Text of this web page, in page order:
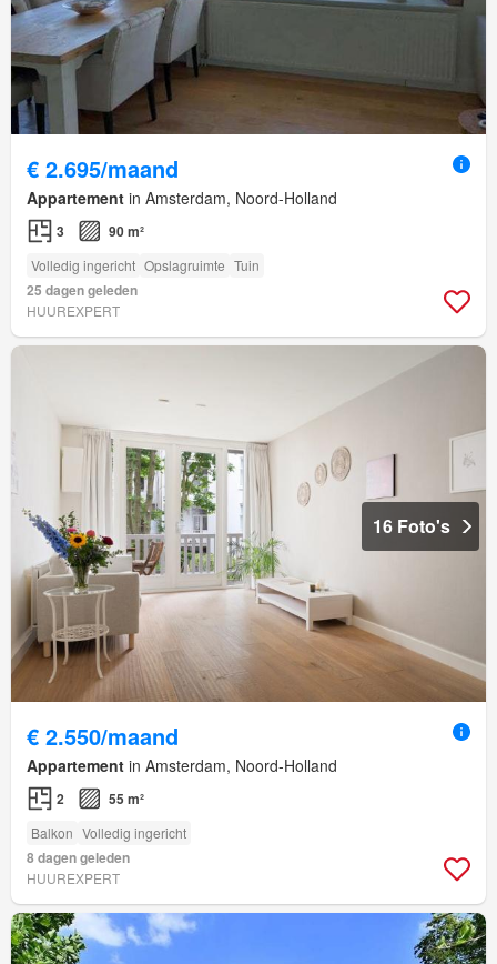
€ 2.695/maand
Appartement in Amsterdam, Noord-Holland
3 90 m²
Volledig ingericht Opslagruimte Tuin
25 dagen geleden
HUUREXPERT
16 Foto's
€ 2.550/maand
Appartement in Amsterdam, Noord-Holland
2 55 m²
Balkon Volledig ingericht
8 dagen geleden
HUUREXPERT